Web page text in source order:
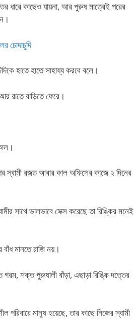
ধারে কাছেও যায়না, আর পুরুষ মাত্রেই পরের
চোদাচুদি
হাতে হাতে সাহায্য করবে বলে।
রাতে বাড়িতে ফেরে।
স্বামী রজত আবার কাল অফিসের কাজে ২ দিনের
সাথে ভালভাবে সেক্স করেছে তা রিঙ্কির মনেই
মানতে রাজি নয়।
শক্ত পুরুষালী বাঁড়া, এছাড়া রিঙ্কি দত্তের
মানুষ হয়েছে, তার কাছে নিজের স্বামী